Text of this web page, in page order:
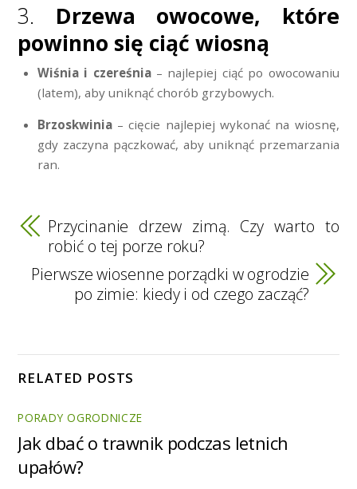
3. Drzewa owocowe, które
powinno się ciąć wiosną
Wiśnia i czereśnia– najlepiej ciąć po owocowaniu
(latem), aby uniknąć chorób grzybowych.
Brzoskwinia– cięcie najlepiej wykonać na wiosnę,
gdy zaczyna pączkować, aby uniknąć przemarzania
ran.
Przycinanie drzew zimą. Czy warto to
robić o tej porze roku?
Pierwsze wiosenne porządki w ogrodzie
po zimie: kiedy i od czego zacząć?
RELATED POSTS
PORADY OGRODNICZE
Jak dbać o trawnik podczas letnich
upałów?